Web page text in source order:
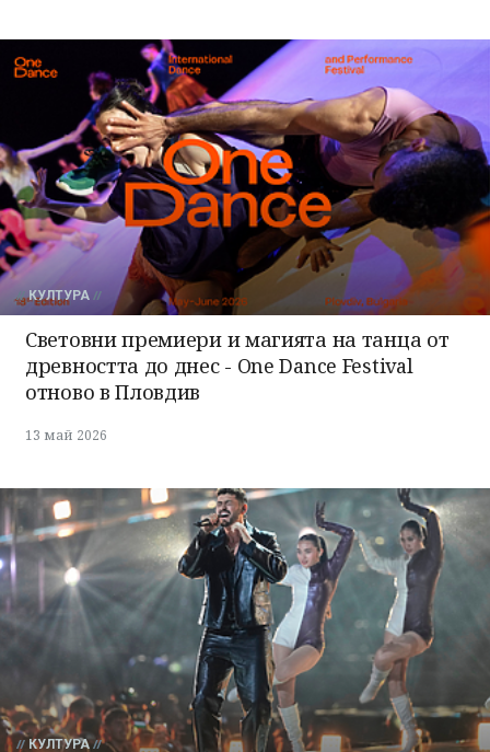
КУЛТУРА
Световни премиери и магията на танца от
древността до днес - One Dance Festival
отново в Пловдив
13 май 2026
КУЛТУРА